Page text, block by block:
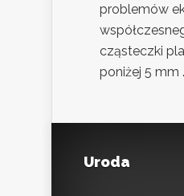
problemów
cząsteczki
poniżej 5 mm
Uroda